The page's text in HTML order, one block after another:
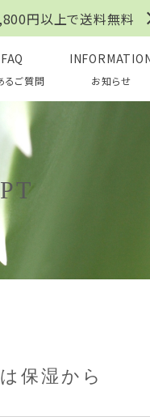
円以上で送料無料
FAQ
るご質問 お知らせ
保湿から